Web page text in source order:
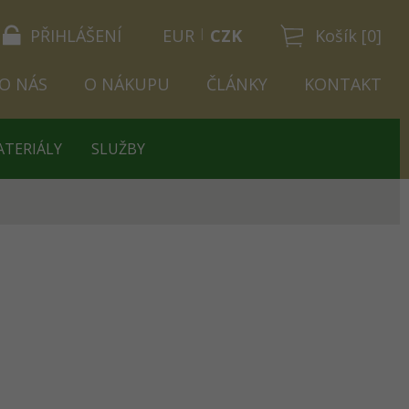
PŘIHLÁŠENÍ Košík [0]
EUR CZK
O NÁS O NÁKUPU ČLÁNKY KONTAKT
SLUŽBY